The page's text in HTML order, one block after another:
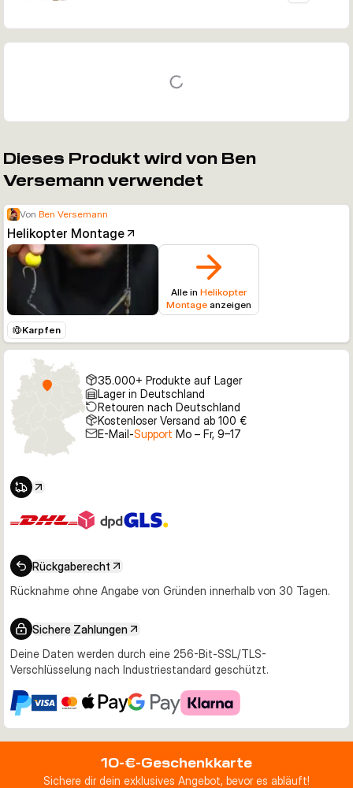
Dieses Produkt wird von Ben
Versemann verwendet
Von Ben Versemann
Helikopter Montage
Alle in Helikopter
Montage anzeigen
Karpfen
35.000+ Produkte auf Lager
Lager in Deutschland
Retouren nach Deutschland
Kostenloser Versand ab 100 €
E-Mail-Support Mo – Fr, 9–17
Rückgaberecht
Rücknahme ohne Angabe von Gründen innerhalb von 30 Tagen.
Sichere Zahlungen
Deine Daten werden durch eine 256-Bit-SSL/TLS-
Verschlüsselung nach Industriestandard geschützt.
10-€-Geschenkkarte
Sichere dir dein exklusives Angebot, bevor es abläuft!